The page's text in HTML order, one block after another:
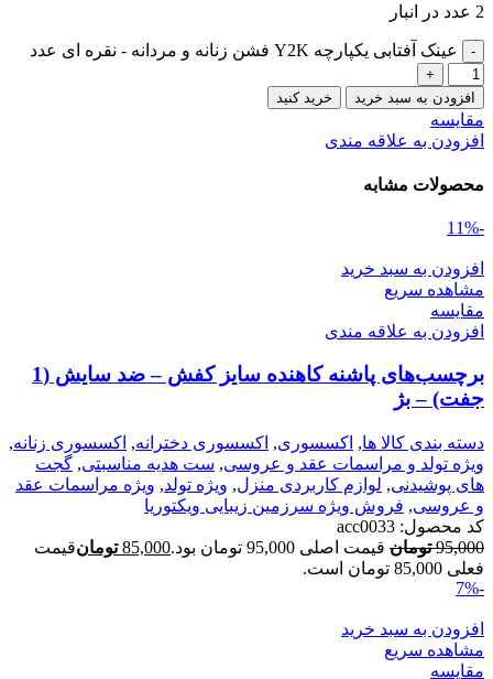
2 عدد در انبار
عینک آفتابی یکپارچه Y2K فشن زنانه و مردانه - نقره ای عدد
افزودن به سبد خرید خرید کنید
مقایسه
افزودن به علاقه مندی
محصولات مشابه
-11%
افزودن به سبد خرید
مشاهده سریع
مقایسه
افزودن به علاقه مندی
برچسب‌های پاشنه کاهنده سایز کفش – ضد سایش (1
جفت) – بژ
دسته بندی کالا ها, اکسسوری, اکسسوری دخترانه, اکسسوری زنانه,
ویژه تولد و مراسمات عقد و عروسی, ست هدیه مناسبتی, گجت
های پوشیدنی, لوازم کاربردی منزل, ویژه تولد, ویژه مراسمات عقد
و عروسی, فروش ویژه سرزمین زیبایی ویکتوریا
کد محصول: acc0033
95,000 تومان قیمت اصلی 95,000 تومان بود. 85,000 تومانقیمت
فعلی 85,000 تومان است.
-7%
افزودن به سبد خرید
مشاهده سریع
مقایسه